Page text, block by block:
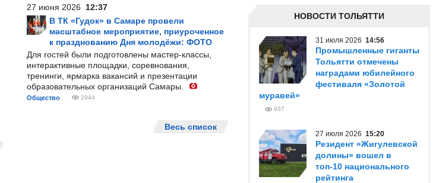
27 июня 2026 12:37
В ТК «Гудок» в Самаре провели
масштабное мероприятие, приуроченное
к празднованию Дня молодёжи: ФОТО
Для гостей были подготовлены мастер-классы,
интерактивные площадки, соревнования,
тренинги, ярмарка вакансий и презентации
образовательных организаций Самары.
Общество 2944
Весь список
НОВОСТИ ТОЛЬЯТТИ
31 июля 2026 14:56
Промышленные гиганты
Тольятти отмечены
наградами юбилейного
фестиваля «Золотой
муравей»
937
27 июля 2026 15:20
Резидент «Жигулевской
долины» вошел в
топ-10 национального
рейтинга